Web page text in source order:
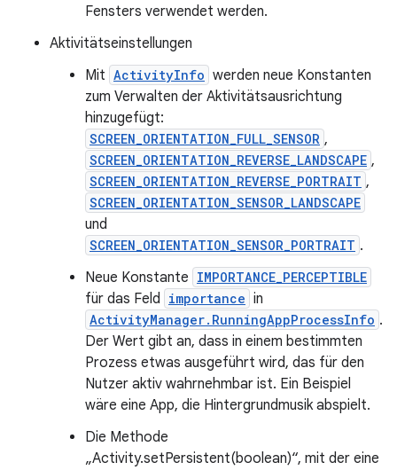
Fensters verwendet werden.
Aktivitätseinstellungen
Mit ActivityInfo werden neue Konstanten
zum Verwalten der Aktivitätsausrichtung
hinzugefügt:
SCREEN_ORIENTATION_FULL_SENSOR ,
SCREEN_ORIENTATION_REVERSE_LANDSCAPE ,
SCREEN_ORIENTATION_REVERSE_PORTRAIT ,
SCREEN_ORIENTATION_SENSOR_LANDSCAPE
und
SCREEN_ORIENTATION_SENSOR_PORTRAIT .
Neue Konstante IMPORTANCE_PERCEPTIBLE
für das Feld importance in
ActivityManager.RunningAppProcessInfo .
Der Wert gibt an, dass in einem bestimmten
Prozess etwas ausgeführt wird, das für den
Nutzer aktiv wahrnehmbar ist. Ein Beispiel
wäre eine App, die Hintergrundmusik abspielt.
Die Methode
„Activity.setPersistent(boolean)“, mit der eine